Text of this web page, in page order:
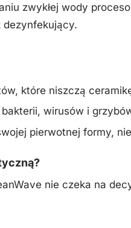
zwykłej wody
dezynfekujący.
które niszczą
wirusów i
pierwotnej formy,
nie czeka na